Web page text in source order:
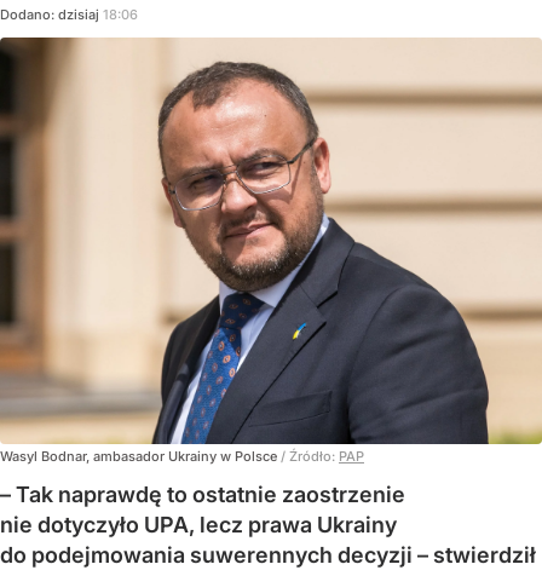
Dodano: dzisiaj 18:06
Wasyl Bodnar, ambasador Ukrainy w Polsce / Źródło: PAP
– Tak naprawdę to ostatnie zaostrzenie
nie dotyczyło UPA, lecz prawa Ukrainy
do podejmowania suwerennych decyzji – stwierdził